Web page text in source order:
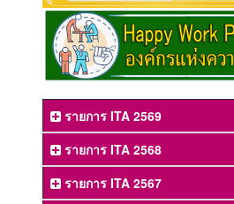
รายการ ITA 2569
รายการ ITA 2568
รายการ ITA 2567